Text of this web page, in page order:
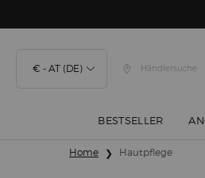
€ - AT (DE) Händlersuche
BESTSELLER
Home Hautpflege